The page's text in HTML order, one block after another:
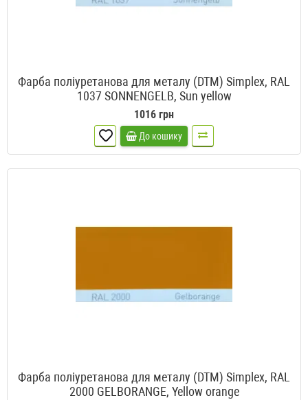
Фарба поліуретанова для металу (DTM) Simplex, RAL
1037 SONNENGELB, Sun yellow
1016 грн
До кошику
Фарба поліуретанова для металу (DTM) Simplex, RAL
2000 GELBORANGE, Yellow orange